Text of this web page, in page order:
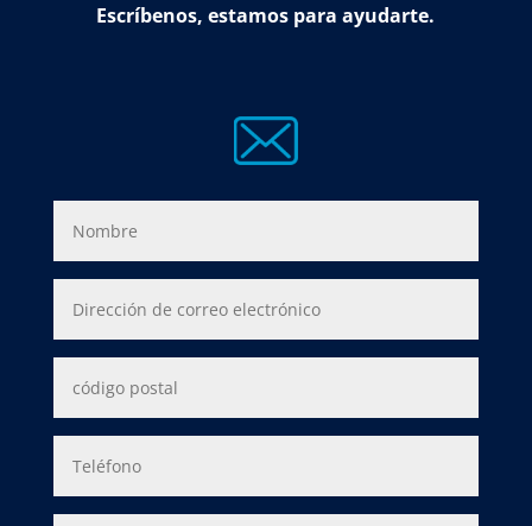
Escríbenos, estamos para ayudarte.